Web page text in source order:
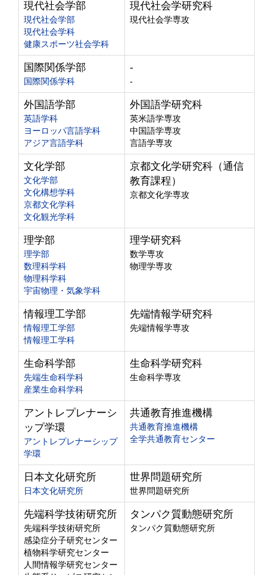
現代社会学部
現代社会学部
現代社会学科
健康スポーツ社会学科
現代社会学研究科
現代社会学専攻
国際関係学部
国際関係学科
-
-
外国語学部
英語学科
ヨーロッパ言語学科
アジア言語学科
外国語学研究科
英米語学専攻
中国語学専攻
言語学専攻
文化学部
文化学部
文化構想学科
京都文化学科
文化観光学科
京都文化学研究科（通信
教育課程）
京都文化学専攻
理学部
理学部
数理科学科
物理科学科
宇宙物理・気象学科
理学研究科
数学専攻
物理学専攻
情報理工学部
情報理工学部
情報理工学科
先端情報学研究科
先端情報学専攻
生命科学部
先端生命科学科
産業生命科学科
生命科学研究科
生命科学専攻
アントレプレナーシ
ップ学環
アントレプレナーシップ
学環
共通教育推進機構
共通教育推進機構
全学共通教育センター
日本文化研究所
日本文化研究所
世界問題研究所
世界問題研究所
先端科学技術研究所
先端科学技術研究所
感染症分子研究センター
植物科学研究センター
人間情報学研究センター
タンパク質動態研究所
タンパク質動態研究所